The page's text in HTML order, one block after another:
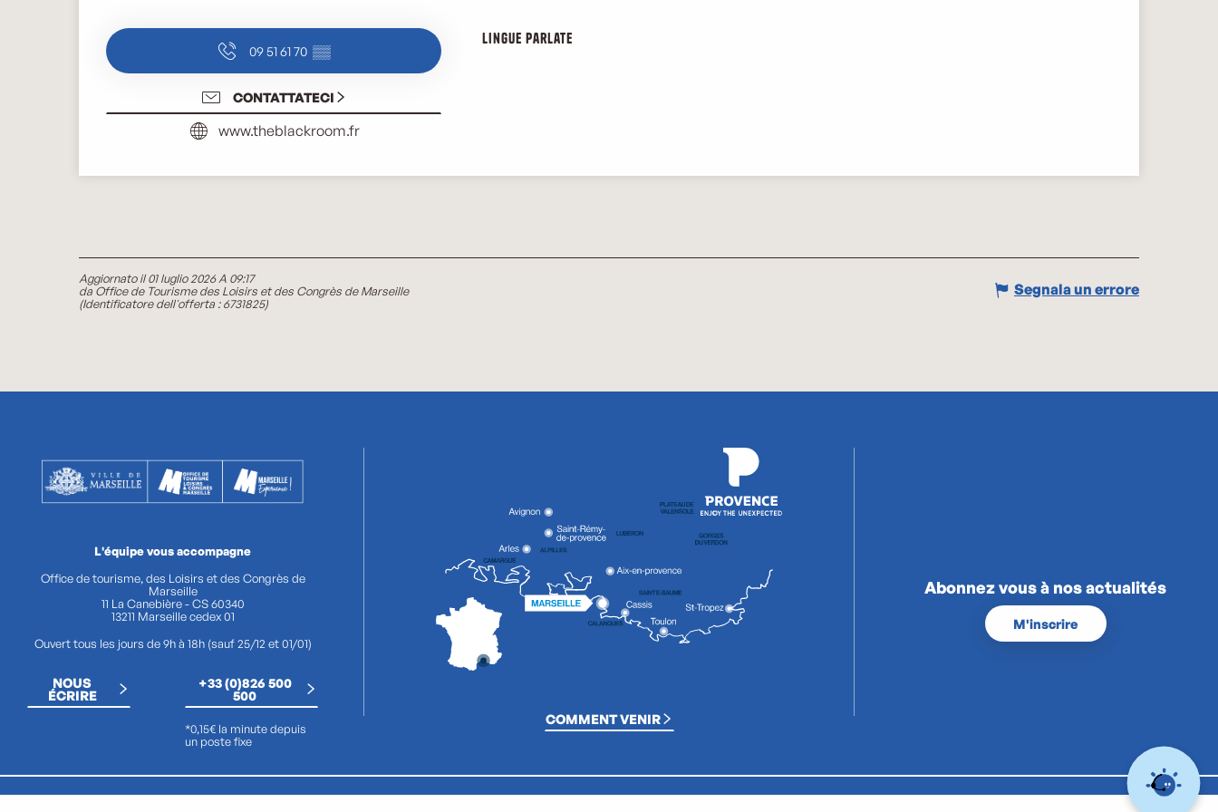
09 51 61 70 ▒▒
CONTATTATECI
www.theblackroom.fr
Lingue parlate
Lingue parlate
Aggiornato il 01 luglio 2026 A 09:17
da Office de Tourisme des Loisirs et des Congrès de Marseille
(Identificatore dell'offerta :6731825)
Segnala un errore
L'équipe vous accompagne
Office de tourisme, des Loisirs et des Congrès de
Marseille
11 La Canebière - CS 60340
13211 Marseille cedex 01
Ouvert tous les jours de 9h à 18h (sauf 25/12 et 01/01)
NOUS
ÉCRIRE
+33 (0)826 500
500
*0,15€ la minute depuis
un poste fixe
COMMENT VENIR
Abonnez vous à nos actualités
M'inscrire